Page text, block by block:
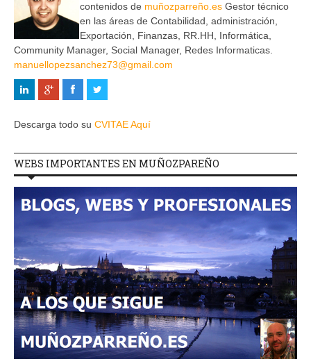
contenidos de muñozparreño.es Gestor técnico
en las áreas de Contabilidad, administración,
Exportación, Finanzas, RR.HH, Informática,
Community Manager, Social Manager, Redes Informaticas.
manuellopezsanchez73@gmail.com
Descarga todo su CVITAE Aquí
WEBS IMPORTANTES EN MUÑOZPAREÑO